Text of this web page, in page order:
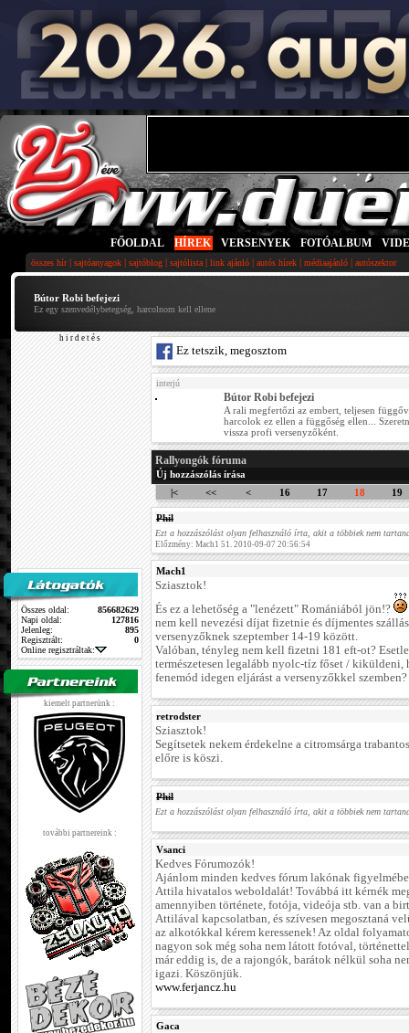
FŐOLDAL HÍREK VERSENYEK FOTÓALBUM
összes hír| sajtóanyagok | sajtóblog | sajtólista | link ajánló | autós hírek | médiaajánló | autószektor
Bútor Robi befejezi
Ez egy szenvedélybetegség, harcolnom kell ellene
h i r d e t é s
Összes oldal:
856682629
Napi oldal:
127816
Jelenleg:
895
Regisztrált:
0
Online regisztráltak:
kiemelt partnerünk :
további partnereink :
Ez tetszik, megosztom
interjú
Bútor Robi befejezi
A rali megfertőzi az embert, teljesen
harcolok ez ellen a függőség ellen...
vissza profi versenyzőként.
Rallyongók fóruma
Új hozzászólás írása
|<
<< < 16 17 18 19
Phil
Ezt a hozzászólást olyan felhasználó írta, akit a többiek nem
Előzmény: Mach1 51. 2010-09-07 20:56:54
Mach1
Sziasztok!
És ez a lehetőség a "lenézett" Romániából jön!?
nem kell nevezési díjat fizetnie és díjmentes
versenyzőknek szeptember 14-19 között.
Valóban, tényleg nem kell fizetni 181 eft-ot?
természetesen legalább nyolc-tíz főset / kiküldeni,
fenemód idegen eljárást a versenyzőkkel szemben?
retrodster
Sziasztok!
Segítsetek nekem érdekelne a citromsárga
előre is köszi.
Phil
Ezt a hozzászólást olyan felhasználó írta, akit a többiek nem
Vsanci
Kedves Fórumozók!
Ajánlom minden kedves fórum lakónak
Attila hivatalos weboldalát! Továbbá itt kérnék
amennyiben története, fotója, videója stb. van a
Attilával kapcsolatban, és szívesen megosztaná
az alkotókkal kérem keressenek! Az oldal
nagyon sok még soha nem látott fotóval,
már eddig is, de a rajongók, barátok nélkül soha
igazi. Köszönjük.
www.ferjancz.hu
Gaca